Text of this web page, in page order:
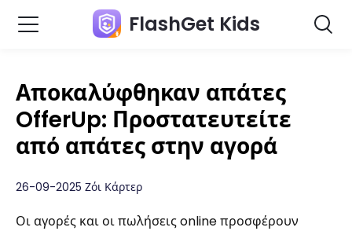
FlashGet Kids
Αποκαλύφθηκαν απάτες
OfferUp: Προστατευτείτε
από απάτες στην αγορά
26-09-2025 Ζόι Κάρτερ
Οι αγορές και οι πωλήσεις online προσφέρουν